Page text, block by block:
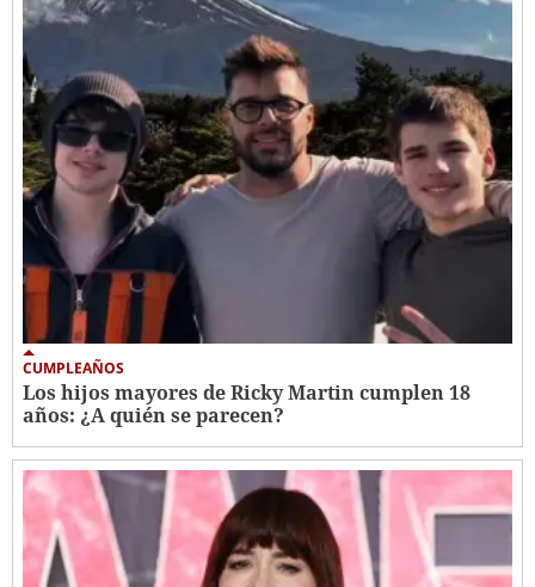
CUMPLEAÑOS
Los hijos mayores de Ricky Martin cumplen 18
años: ¿A quién se parecen?